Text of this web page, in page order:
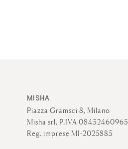
MISHA
Piazza Gramsci 8, Milano
Misha srl, P.IVA 08432460965
Reg. imprese MI-2025885